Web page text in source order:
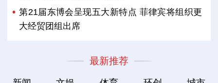
第21届东博会呈现五大新特点 菲律宾将组织更
大经贸团组出席
最新推荐